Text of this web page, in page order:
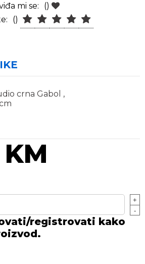
mi se:
()
()
crna Gabol ,
+
-
registrovati kako